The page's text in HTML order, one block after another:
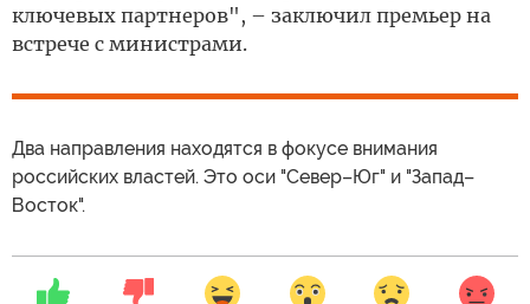
ключевых партнеров", – заключил премьер на
встрече с министрами.
Два направления находятся в фокусе внимания
российских властей. Это оси "Север–Юг" и "Запад–
Восток".